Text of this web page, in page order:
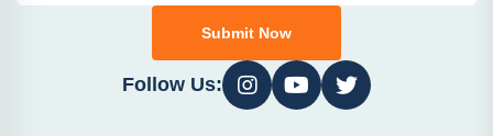
Submit Now
Follow Us: